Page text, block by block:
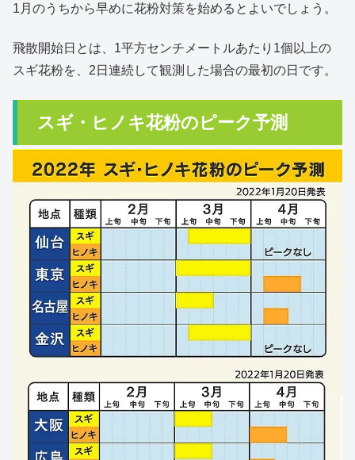
1月のうちから早めに花粉対策を始めるとよいでしょう。
飛散開始日とは、1平方センチメートルあたり1個以上の
スギ花粉を、2日連続して観測した場合の最初の日です。
スギ・ヒノキ花粉のピーク予測